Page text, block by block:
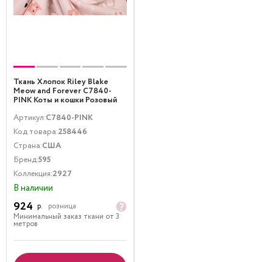
Ткань Хлопок Riley Blake
Meow and Forever C7840-
PINK Коты и кошки Розовый
Артикул:C7840-PINK
Код товара:258446
Страна:США
Бренд:595
Коллекция:2927
В наличии
924 р.
розница
Минимальный заказ ткани от 3
метров